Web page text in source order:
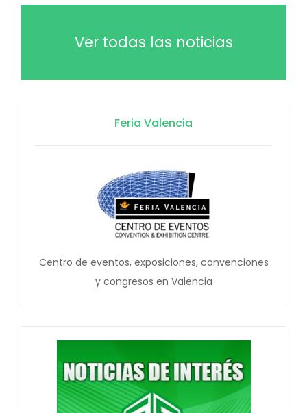
Ver todas las noticias
Feria Valencia
Centro de eventos, exposiciones, convenciones
y congresos en Valencia